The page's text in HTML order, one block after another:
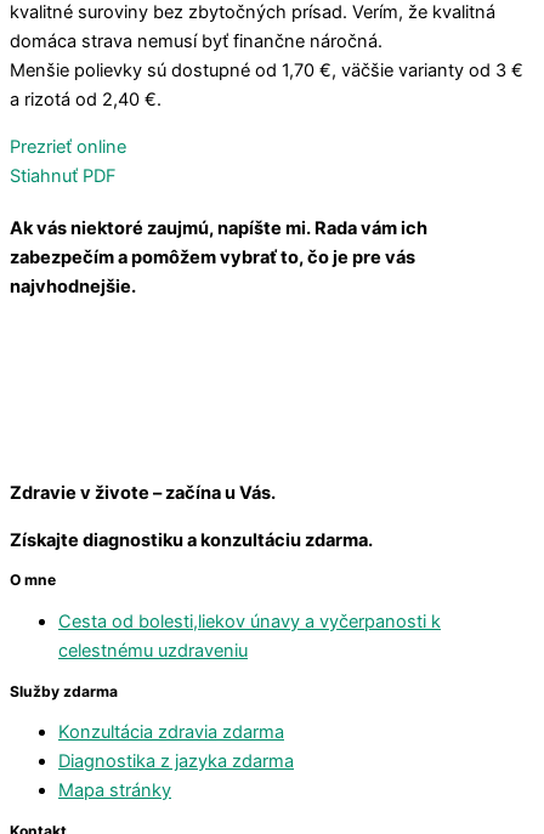
kvalitné suroviny bez zbytočných prísad. Verím, že kvalitná
domáca strava nemusí byť finančne náročná.
Menšie polievky sú dostupné od 1,70 €, väčšie varianty od 3 €
a rizotá od 2,40 €.
Prezrieť online
Stiahnuť PDF
Ak vás niektoré zaujmú, napíšte mi. Rada vám ich
zabezpečím a pomôžem vybrať to, čo je pre vás
najvhodnejšie.
Zdravie v živote – začína u Vás.
Získajte diagnostiku a konzultáciu zdarma.
O mne
Cesta od bolesti,liekov únavy a vyčerpanosti k
celestnému uzdraveniu
Služby zdarma
Konzultácia zdravia zdarma
Diagnostika z jazyka zdarma
Mapa stránky